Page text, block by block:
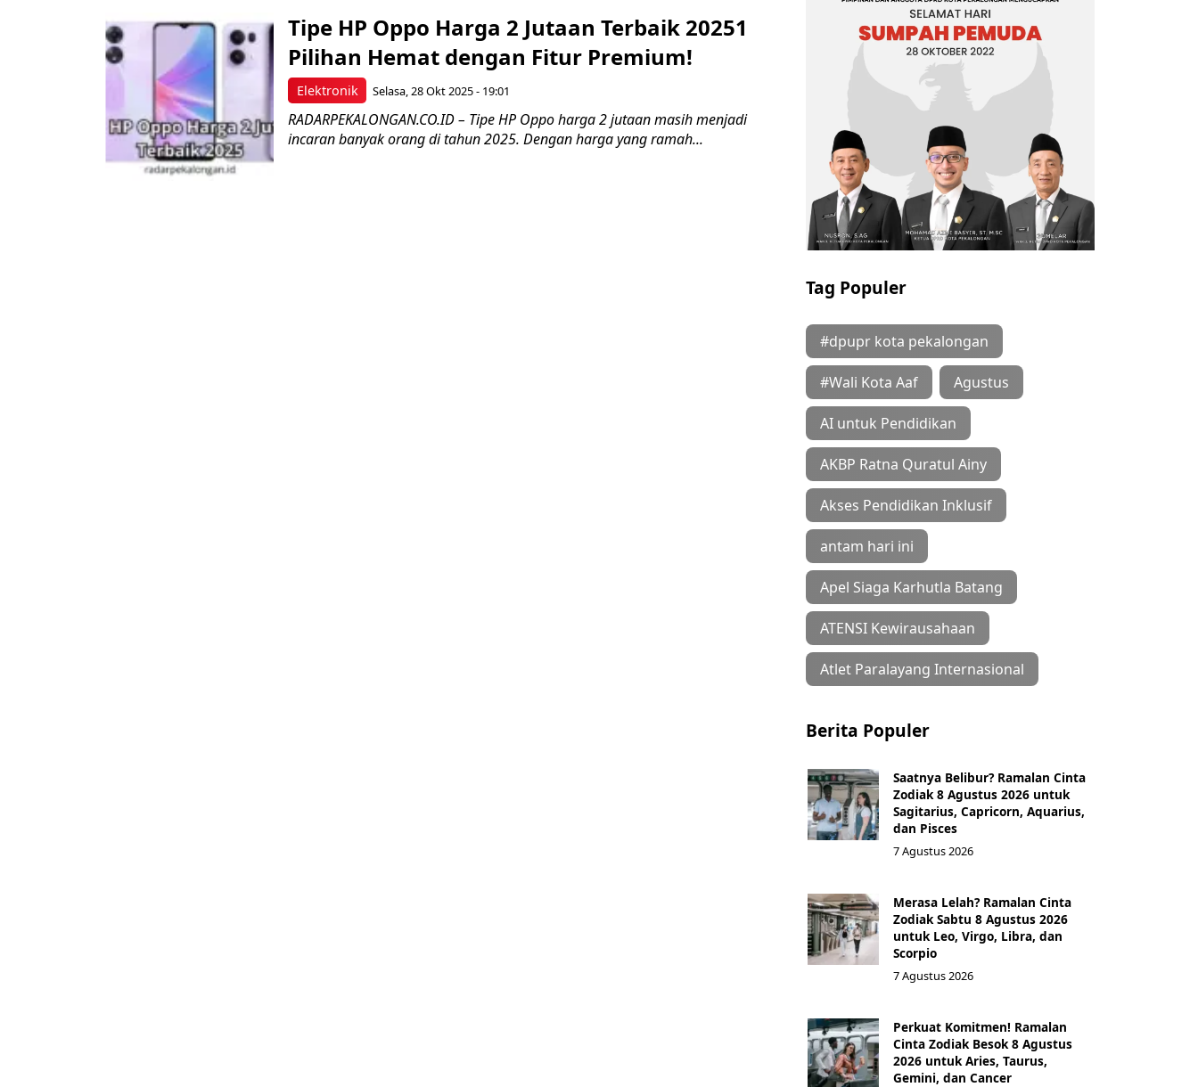
Elektronik
Tipe HP Oppo Harga 2 Jutaan Terbaik 20251
Pilihan Hemat dengan Fitur Premium!
Selasa, 28 Okt 2025 - 19:01
RADARPEKALONGAN.CO.ID – Tipe HP Oppo harga 2 jutaan masih menjadi
incaran banyak orang di tahun 2025. Dengan harga yang ramah...
Tag Populer
#dpupr kota pekalongan
#Wali Kota Aaf Agustus
AI untuk Pendidikan
AKBP Ratna Quratul Ainy
Akses Pendidikan Inklusif
antam hari ini
Apel Siaga Karhutla Batang
ATENSI Kewirausahaan
Atlet Paralayang Internasional
Berita Populer
Saatnya Belibur? Ramalan Cinta
Zodiak 8 Agustus 2026 untuk
Sagitarius, Capricorn, Aquarius,
dan Pisces
7 Agustus 2026
Merasa Lelah? Ramalan Cinta
Zodiak Sabtu 8 Agustus 2026
untuk Leo, Virgo, Libra, dan
Scorpio
7 Agustus 2026
Perkuat Komitmen! Ramalan
Cinta Zodiak Besok 8 Agustus
2026 untuk Aries, Taurus,
Gemini, dan Cancer